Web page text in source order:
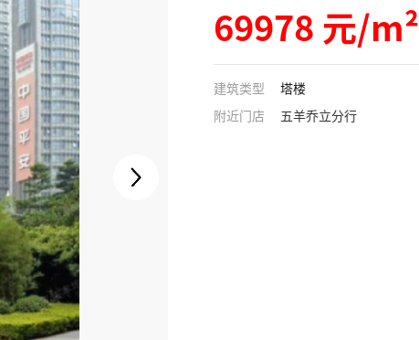
1/1
69978 元/m²
建筑类型
塔楼
附近门店
五羊乔立分行